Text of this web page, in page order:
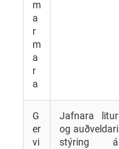
m
a
r
m
a
r
a
G
er
vi
Jafnara litur
og auðveldari
stýring á